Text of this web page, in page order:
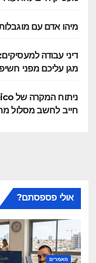
מיהו אדם עם
דיני עבודה
מגן עליכם מפני
חייב לחשב מסלול
אולי פספסתם?
מאמרים